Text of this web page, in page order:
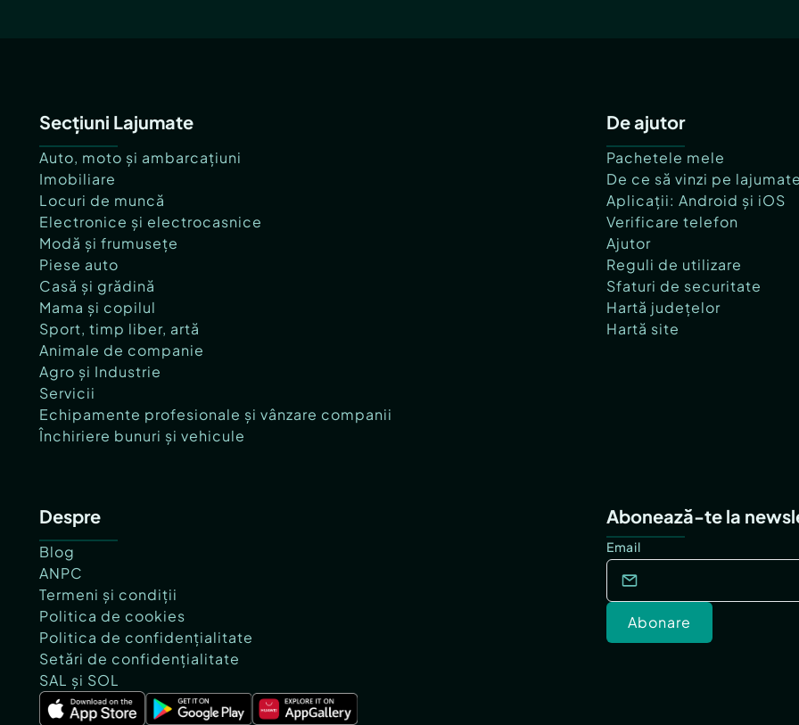
Secțiuni Lajumate
Auto, moto și ambarcațiuni
Imobiliare
Locuri de muncă
Electronice și electrocasnice
Modă și frumusețe
Piese auto
Casă și grădină
Mama și copilul
Sport, timp liber, artă
Animale de companie
Agro și Industrie
Servicii
Echipamente profesionale și vânzare companii
Închiriere bunuri și vehicule
De ajutor
Pachetele mele
De ce să vinzi pe
Aplicații: Android și iOS
Verificare telefon
Ajutor
Reguli de utilizare
Sfaturi de securitate
Hartă județelor
Hartă site
Despre
Blog
ANPC
Termeni și condiții
Politica de cookies
Politica de confidențialitate
Setări de confidențialitate
SAL și SOL
Abonează-te la
Email
Abonare